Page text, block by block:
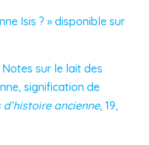
Isis ? » disponible sur
Notes sur le lait des
signification de
ancienne, 19,